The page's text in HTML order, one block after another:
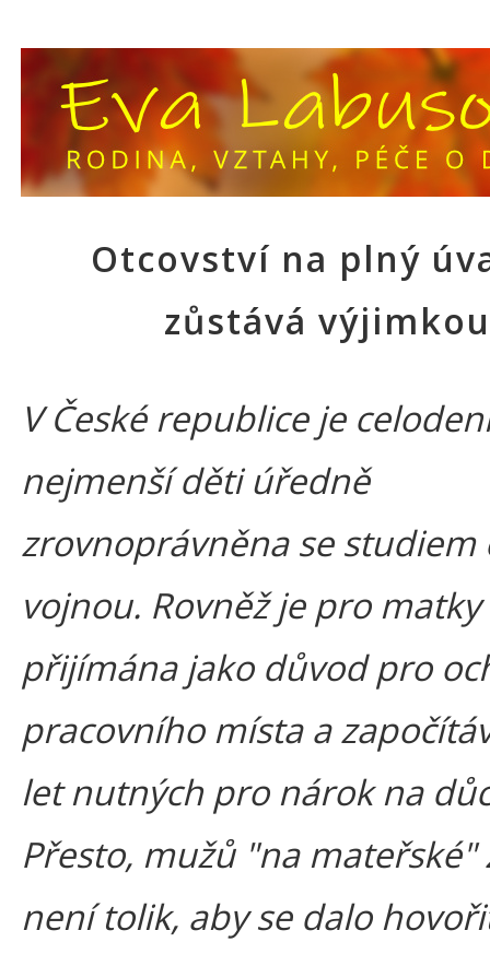
Otcovství na plný
zůstává výjimkou
V České republice je
nejmenší děti úředně
zrovnoprávněna se studiem
vojnou. Rovněž je pro matky
přijímána jako důvod pro
pracovního místa a
let nutných pro nárok na
Přesto, mužů "na mateřské"
není tolik, aby se dalo